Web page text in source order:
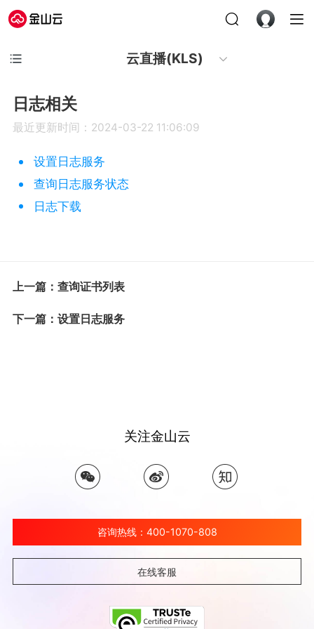
云直播(KLS)
日志相关
最近更新时间：2024-03-22 11:06:09
设置日志服务
查询日志服务状态
日志下载
上一篇：查询证书列表
下一篇：设置日志服务
关注金山云
咨询热线：400-1070-808
在线客服